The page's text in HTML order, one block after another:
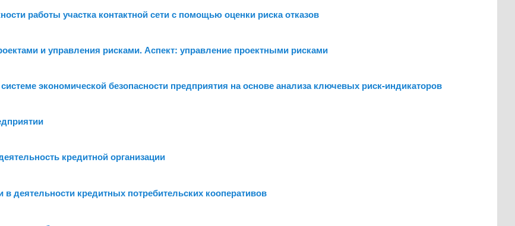
работы участка контактной сети с помощью оценки риска отказов
и управления рисками. Аспект: управление проектными рисками
экономической безопасности предприятия на основе анализа ключевых риск-индикаторов
кредитной организации
деятельности кредитных потребительских кооперативов